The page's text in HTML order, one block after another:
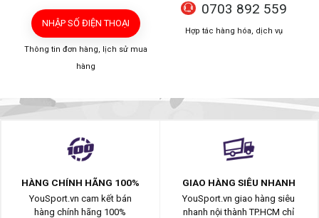
NHẬP SỐ ĐIỆN THOẠI
Thông tin đơn hàng, lịch sử mua
hàng
0703 892 559
Hợp tác hàng hóa, dịch vụ
HÀNG CHÍNH HÃNG 100%
YouSport.vn cam kết bán
hàng chính hãng 100%
GIAO HÀNG SIÊU NHANH
YouSport.vn giao hàng siêu
nhanh nội thành TP.HCM chỉ